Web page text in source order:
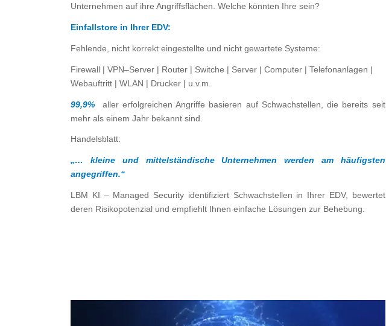
Unternehmen auf ihre Angriffsflächen. Welche könnten Ihre sein?
Einfallstore in Ihrer EDV:
Fehlende, nicht korrekt eingestellte und nicht gewartete Systeme:
Firewall | VPN–Server | Router | Switche | Server | Computer | Telefonanlagen |
Webauftritt | WLAN | Drucker | u.v.m.
99,9% aller erfolgreichen Angriffe basieren auf Schwachstellen, die bereits seit
mehr als einem Jahr bekannt sind.
Handelsblatt:
„… kleine und mittelständische Unternehmen werden am häufigsten
angegriffen.“
LBM KI – Managed Security identifiziert Schwachstellen in Ihrer EDV, bewertet
deren Risikopotenzial und empfiehlt Ihnen einfache Lösungen zur Behebung.